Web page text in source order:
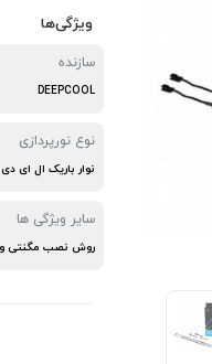
ویژگی‌ها
سازنده
DEEPCOOL
نوع نورپردازی
نوار باریک ال ای دی
سایر ویژگی ها